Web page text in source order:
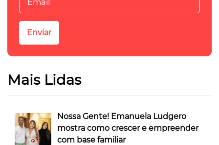
Mais Lidas
Nossa Gente! Emanuela Ludgero
mostra como crescer e empreender
com base familiar